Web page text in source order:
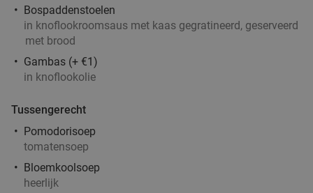
Bospaddenstoelen
in knoflookroomsaus met kaas gegratineerd, geserveerd
met brood
Gambas (+ €1)
in knoflookolie
Tussengerecht
Pomodorisoep
tomatensoep
Bloemkoolsoep
heerlijk